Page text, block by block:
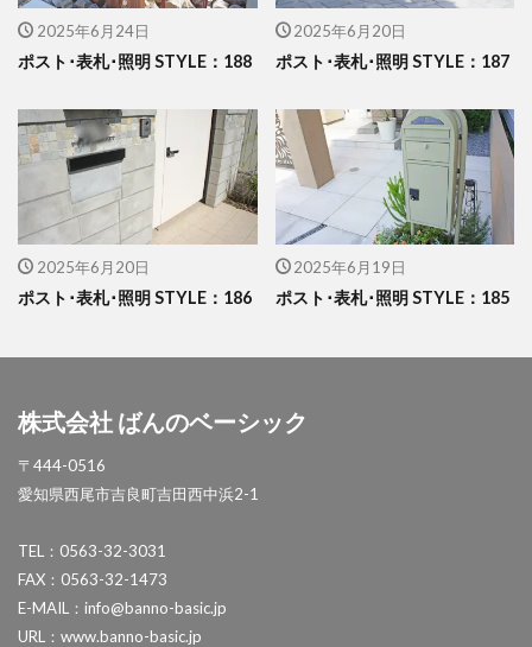
2025年6月24日
ポスト･表札･照明 STYLE：188
2025年6月20日
ポスト･表札･照明 STYLE：187
2025年6月20日
ポスト･表札･照明 STYLE：186
2025年6月19日
ポスト･表札･照明 STYLE：185
株式会社 ばんのベーシック
〒444-0516
愛知県西尾市吉良町吉田西中浜2-1
TEL：0563-32-3031
FAX：0563-32-1473
E-MAIL：info@banno-basic.jp
URL：www.banno-basic.jp
キャンペーン
きらまつり
グローベン プラド/one
コイズミ照明 AU42402L
ジャービス商事 アニマル蛇口
ジャービス商事 蛇口プレート
ジャワ鉄平
スタッフブログ
スノーホワイト
セキスイデザインワークス ゼロフランジライト
タカショー アートポート
タカショー エバーアートウッドフェンス
タカショー エバースクリーン
タカショー ガラスサイン
タカショー シンプルシェード
タカショー セラウォール
タカショー セラクラシック
タカショー セラトップストーンタイル